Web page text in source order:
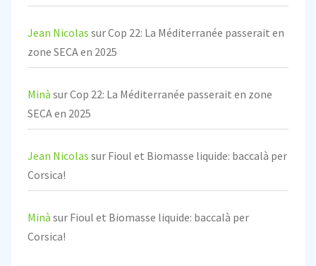
Jean Nicolas surCop 22: La Méditerranée passerait en
zone SECA en 2025
Minà surCop 22: La Méditerranée passerait en zone
SECA en 2025
Jean Nicolas sur Fioul et Biomasse liquide: baccalà per
Corsica!
Minà sur Fioul et Biomasse liquide: baccalà per
Corsica!